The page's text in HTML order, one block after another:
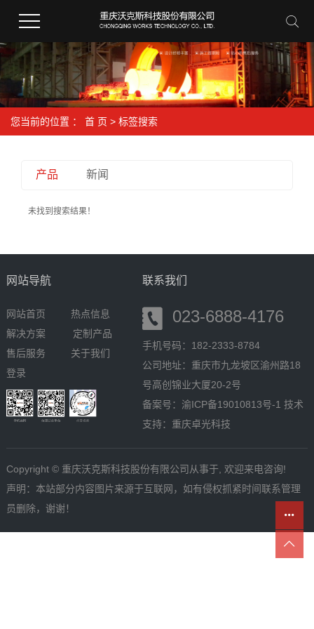
您当前的位置 ： 首 页 > 标签搜索
产品 新闻
未找到搜索结果！
网站导航
网站首页
热点信息
解决方案
定制产品
售后服务
关于我们
登录
联系我们
023-6888-4176
手机号码：182-2333-8784
公司地址：重庆市九龙坡区渝州路18
号高创锦业大厦20-2号
备案号： 渝ICP备19010813号-1 技术
支持： 重庆卓光科技
Copyright © 重庆沃克斯科技股份有限公司从事于, 欢迎来电咨询!
声明：本站部分内容图片来源于互联网，如有侵权抓紧时间联系管理
员删除，谢谢！